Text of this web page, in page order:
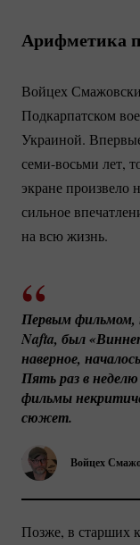
Арифметика
Войцех
Подкарпатском
Украиной.
семи-восьми лет,
экране произвело
сильное
на всю жизнь.
Войцех
Первым фильмом,
Nafta, был
наверное,
Пять раз в
фильмы
сюжет.
Позже, в старших